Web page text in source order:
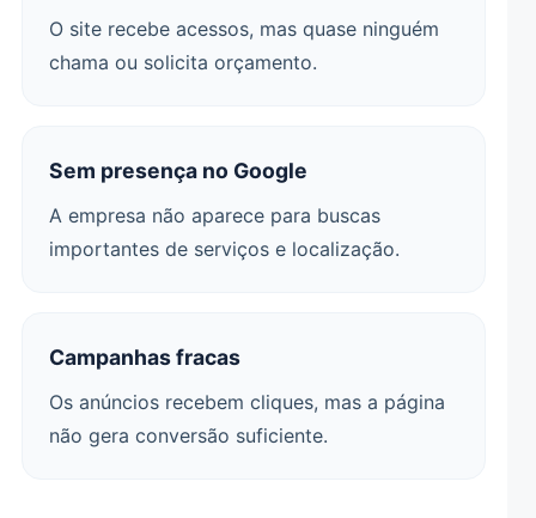
O site recebe acessos, mas quase ninguém
chama ou solicita orçamento.
Sem presença no Google
A empresa não aparece para buscas
importantes de serviços e localização.
Campanhas fracas
Os anúncios recebem cliques, mas a página
não gera conversão suficiente.